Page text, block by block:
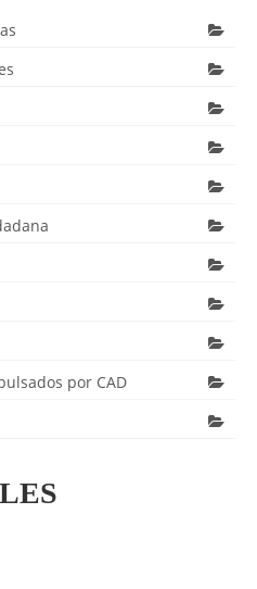
por CAD